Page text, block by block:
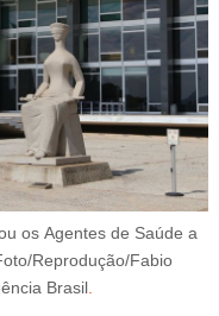
os Agentes de Saúde a
Reprodução/Fabio
Brasil.